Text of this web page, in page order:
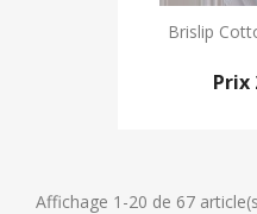
Brislip
Prix
Affichage 1-20 de 67